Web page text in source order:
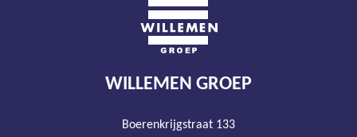
WILLEMEN GROEP
Boerenkrijgstraat 133